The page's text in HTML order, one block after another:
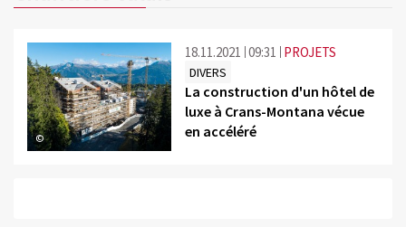
©
18.11.2021 09:31 PROJETS
DIVERS
La construction d'un hôtel de
luxe à Crans-Montana vécue
en accéléré